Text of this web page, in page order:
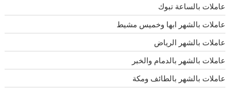
عاملات بالساعة تبوك
عاملات بالشهر ابها وخميس مشيط
عاملات بالشهر الرياض
عاملات بالشهر بالدمام والخبر
عاملات بالشهر بالطائف ومكة